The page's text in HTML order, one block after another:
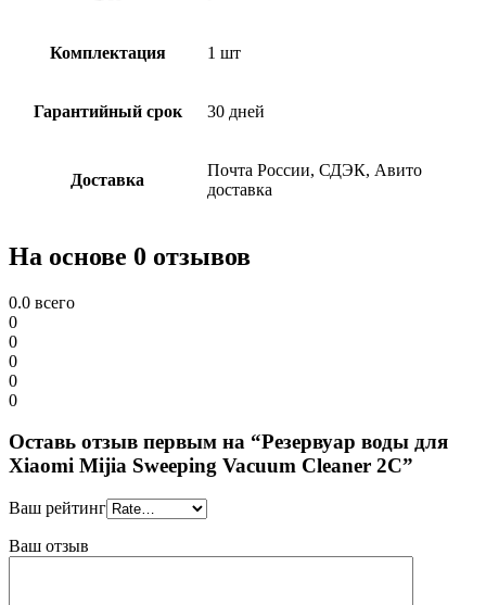
Комплектация 1 шт
Гарантийный срок 30 дней
Доставка
Почта России, СДЭК, Авито
доставка
На основе 0 отзывов
0.0 всего
0
0
0
0
0
Оставь отзыв первым на “Резервуар воды для
Xiaomi Mijia Sweeping Vacuum Cleaner 2C”
Ваш рейтинг
Ваш отзыв